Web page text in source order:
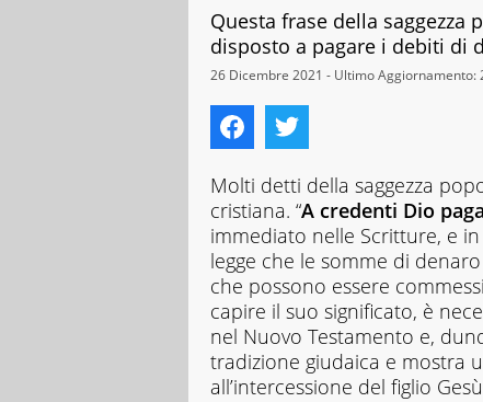
Questa frase della
disposto a pagare i debiti di
26 Dicembre 2021 - Ultimo Aggiornamento:
Molti detti della saggezza
cristiana. “A credenti Dio
immediato nelle Scritture, e
legge che le somme di
che possono essere
capire il suo significato, è
nel Nuovo Testamento e,
tradizione giudaica e mostra
all’intercessione del figlio